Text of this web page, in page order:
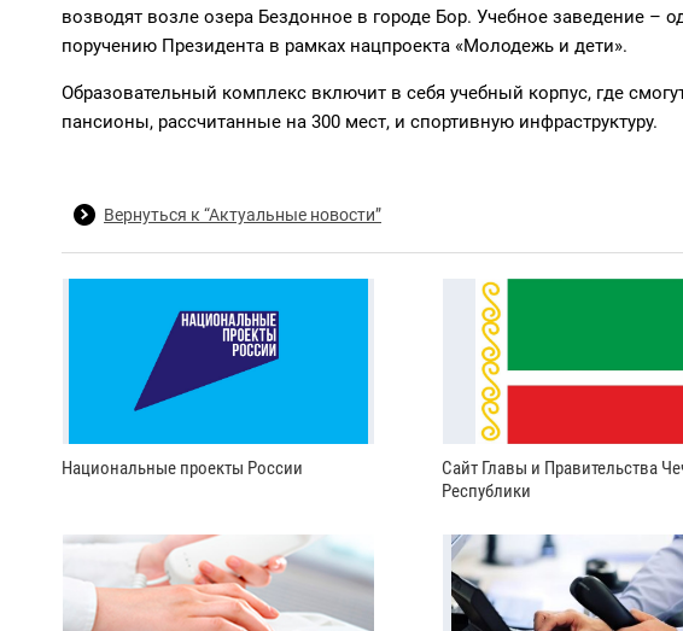
возводят возле озера Бездонное в городе Бор. Учебное заведение –
поручению Президента в рамках нацпроекта «Молодежь и дети».
Образовательный комплекс включит в себя учебный корпус, где
пансионы, рассчитанные на 300 мест, и спортивную инфраструктуру.
Вернуться к “Актуальные новости”
Национальные проекты России
Сайт Главы и Правительства
Республики